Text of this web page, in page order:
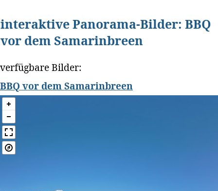
interaktive Panorama-Bilder: BBQ
vor dem Samarinbreen
verfügbare Bilder:
BBQ vor dem Samarinbreen